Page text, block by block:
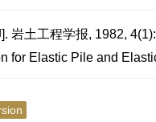
岩土工程学报, 1982,
for Elastic Pile and